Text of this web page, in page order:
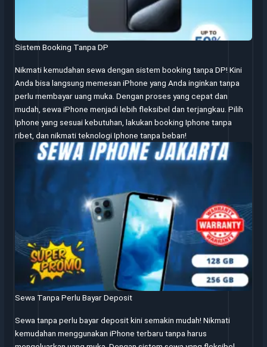
Sistem Booking Tanpa DP
Nikmati kemudahan sewa dengan sistem booking tanpa DP! Kini
Anda bisa langsung memesan iPhone yang Anda inginkan tanpa
perlu membayar uang muka. Dengan proses yang cepat dan
mudah, sewa iPhone menjadi lebih fleksibel dan terjangkau. Pilih
Iphone yang sesuai kebutuhan, lakukan booking Iphone tanpa
ribet, dan nikmati teknologi Iphone tanpa beban!
Sewa Tanpa Perlu Bayar Deposit
Sewa tanpa perlu bayar deposit kini semakin mudah! Nikmati
kemudahan menggunakan iPhone terbaru tanpa harus